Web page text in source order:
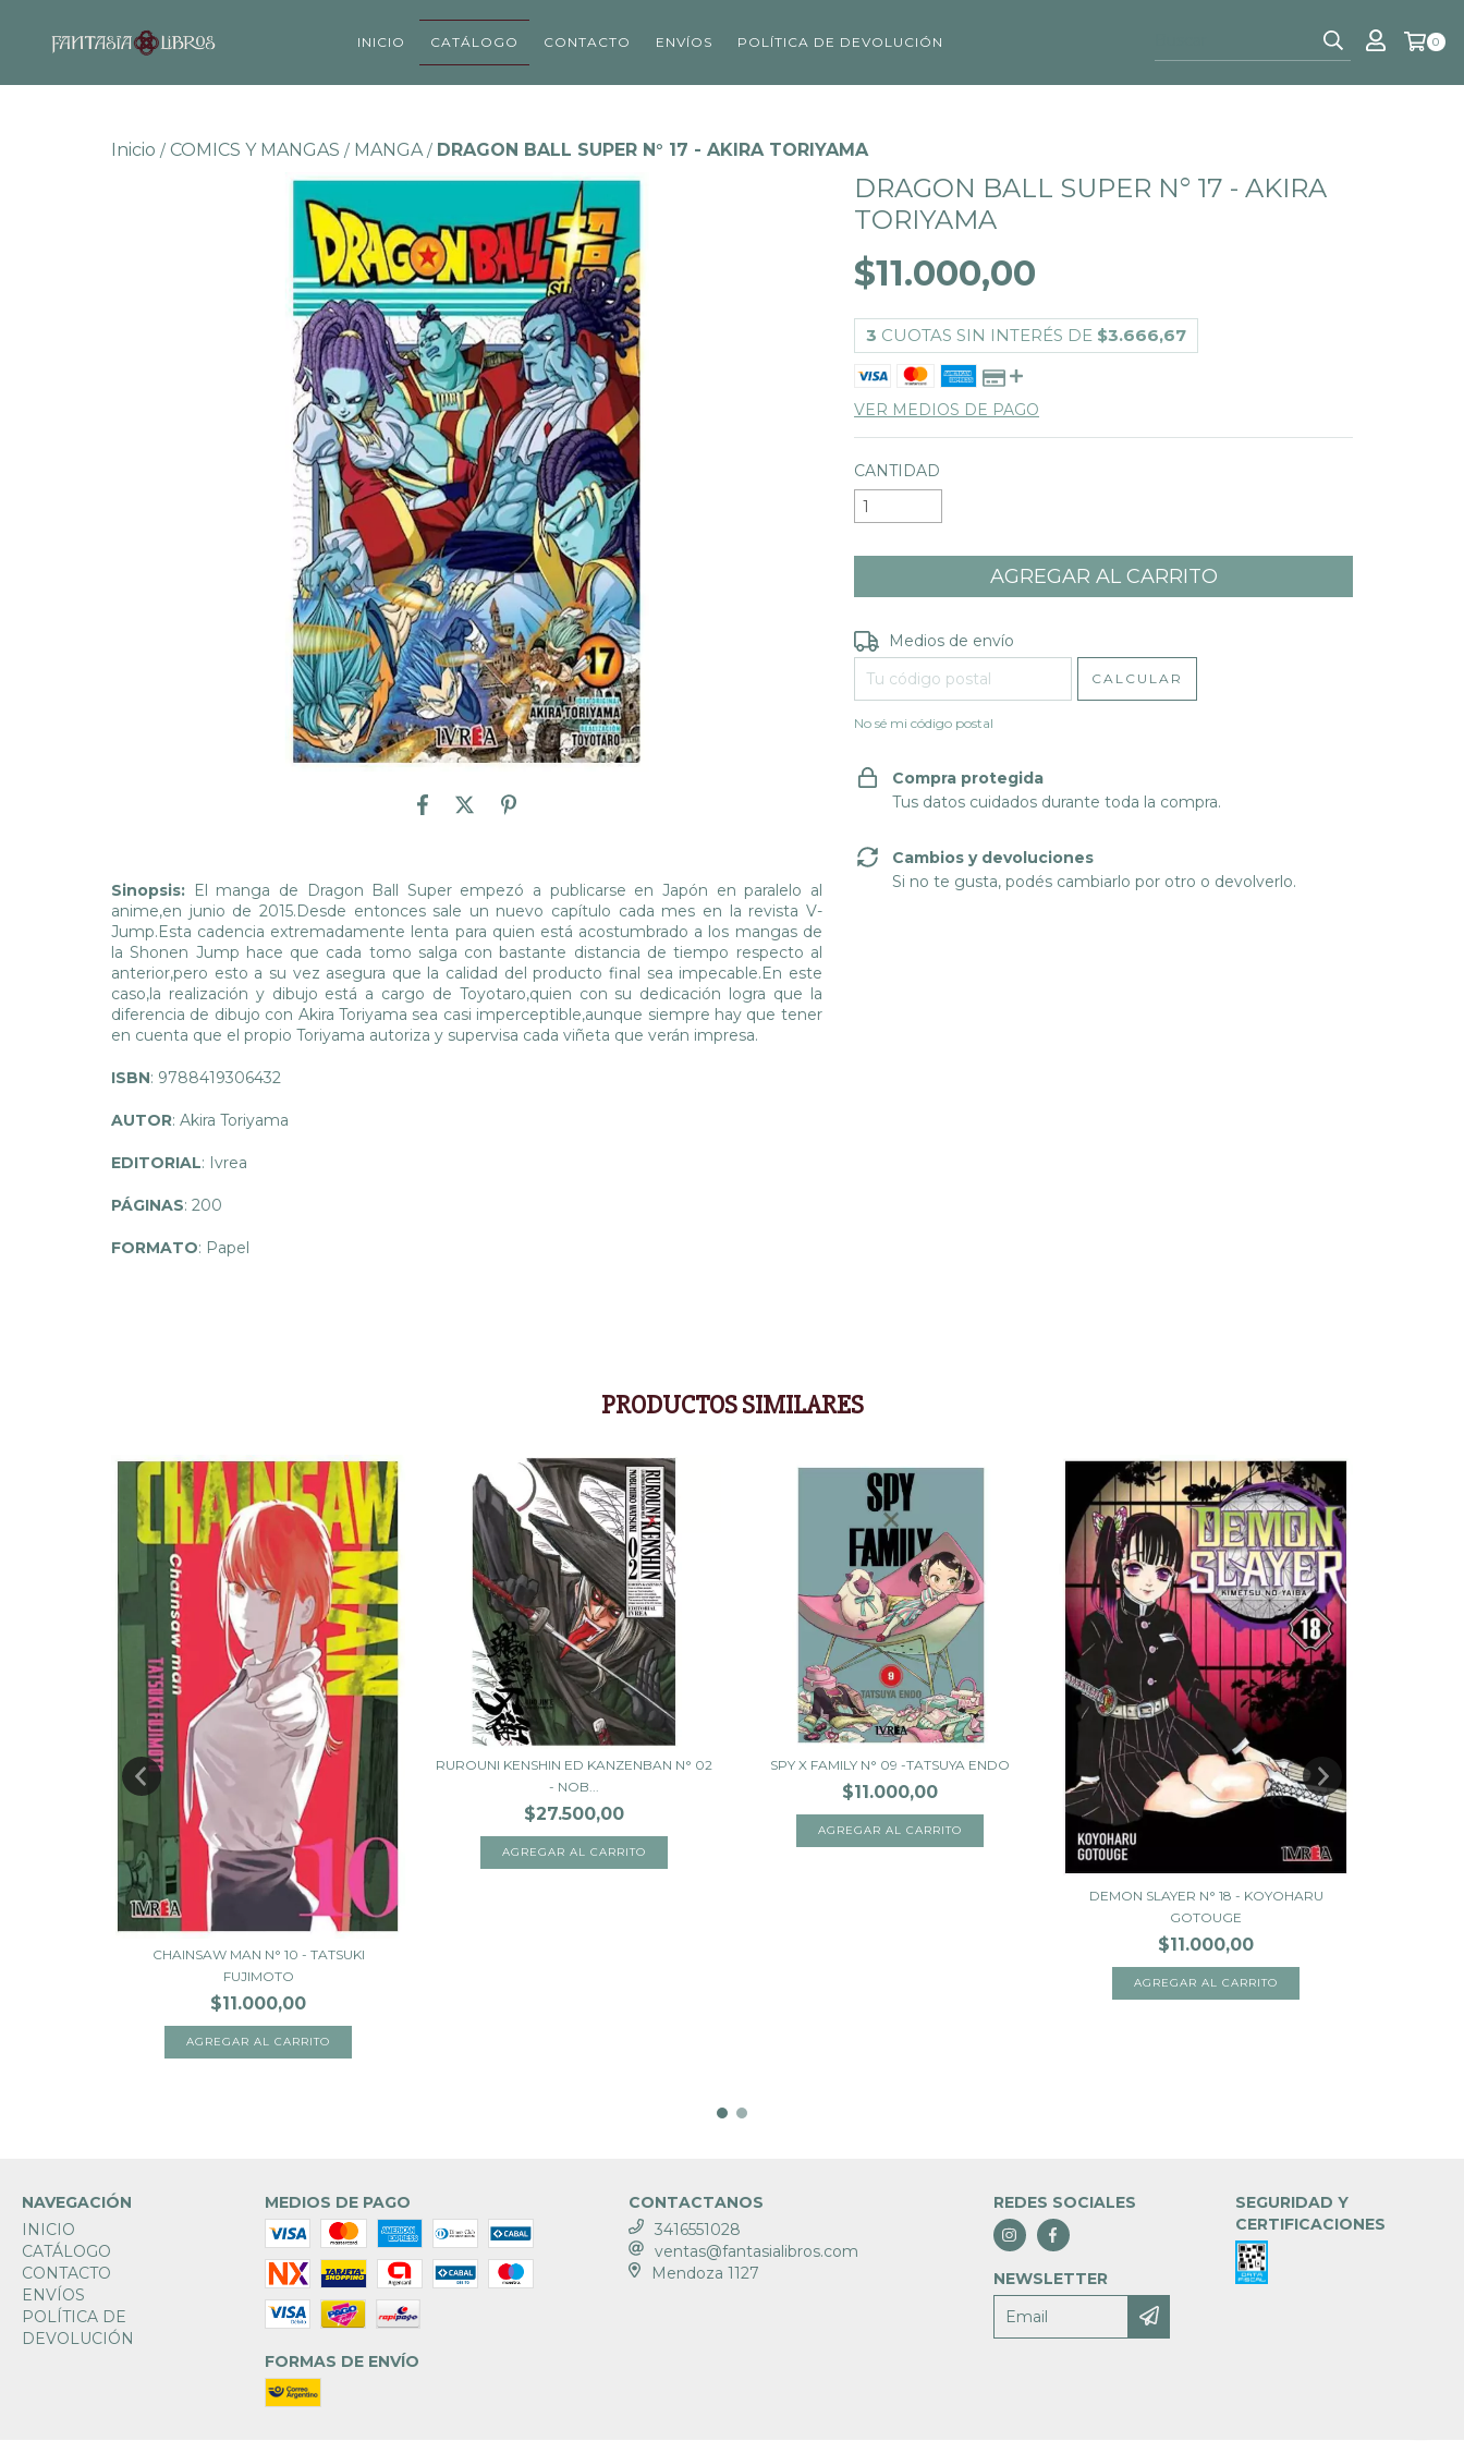
INICIO CATÁLOGO CONTACTO ENVÍOS POLÍTICA DE DEVOLUCIÓN 0
Inicio / COMICS Y MANGAS / MANGA / DRAGON BALL SUPER N° 17 - AKIRA TORIYAMA
Sinopsis: El manga de Dragon Ball Super empezó a publicarse en Japón en paralelo al
anime,en junio de 2015.Desde entonces sale un nuevo capítulo cada mes en la revista V-
Jump.Esta cadencia extremadamente lenta para quien está acostumbrado a los mangas de
la Shonen Jump hace que cada tomo salga con bastante distancia de tiempo respecto al
anterior,pero esto a su vez asegura que la calidad del producto final sea impecable.En este
caso,la realización y dibujo está a cargo de Toyotaro,quien con su dedicación logra que la
diferencia de dibujo con Akira Toriyama sea casi imperceptible,aunque siempre hay que tener
en cuenta que el propio Toriyama autoriza y supervisa cada viñeta que verán impresa.
ISBN: 9788419306432
AUTOR: Akira Toriyama
EDITORIAL: Ivrea
PÁGINAS: 200
FORMATO: Papel
DRAGON BALL SUPER N° 17 - AKIRA
TORIYAMA
$11.000,00
3 CUOTAS SIN INTERÉS DE $3.666,67
VER MEDIOS DE PAGO
CANTIDAD
Entregas para el CP:
Medios de envío
CALCULAR
No sé mi código postal
Compra protegida
Tus datos cuidados durante toda la compra.
Cambios y devoluciones
Si no te gusta, podés cambiarlo por otro o devolverlo.
PRODUCTOS SIMILARES
CHAINSAW MAN N° 10 - TATSUKI
FUJIMOTO
$11.000,00
RUROUNI KENSHIN ED KANZENBAN N° 02
- NOB...
$27.500,00
SPY X FAMILY N° 09 -TATSUYA ENDO
$11.000,00
DEMON SLAYER N° 18 - KOYOHARU
GOTOUGE
$11.000,00
NAVEGACIÓN
INICIO
CATÁLOGO
CONTACTO
ENVÍOS
POLÍTICA DE
DEVOLUCIÓN
MEDIOS DE PAGO
FORMAS DE ENVÍO
CONTACTANOS
3416551028
ventas@fantasialibros.com
Mendoza 1127
REDES SOCIALES
NEWSLETTER
SEGURIDAD Y
CERTIFICACIONES